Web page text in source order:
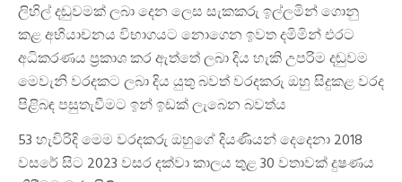
ලිහිල් දඬුවමක්‌ ලබා දෙන ලෙස සැකකරු ඉල්ලමින් ගොනු
කළ අභියාචනය විභාගයට නොගෙන ඉවත දමිමින් එරට
අධිකරණය ප්‍රකාශ කර ඇත්තේ ලබා දිය හැකි උපරිම දඬුවම
මෙවැනි වරදකට ලබා දිය යුතු බවත් වරදකරු ඔහු සිදුකළ වරද
පිළිබඳ පසුතැවීමට ඉන් ඉඩක් ලැබෙන බවත්ය
53 හැවිරිදි මෙම වරදකරු ඔහුගේ දියණියන් දෙදෙනා 2018
වසරේ සිට 2023 වසර දක්වා කාලය තුළ 30 වතාවක් දුෂණය